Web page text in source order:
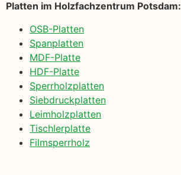
Platten im Holzfachzentrum Potsdam:
OSB-Platten
Spanplatten
MDF-Platte
HDF-Platte
Sperrholzplatten
Siebdruckplatten
Leimholzplatten
Tischlerplatte
Filmsperrholz